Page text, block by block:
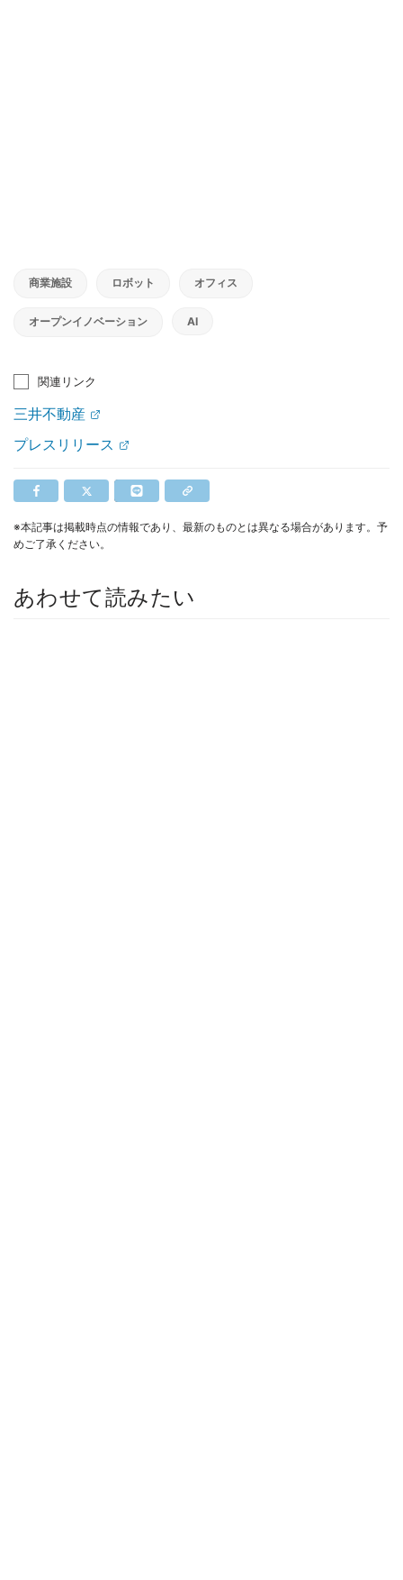
商業施設 ロボット オフィス
オープンイノベーション AI
関連リンク
三井不動産
プレスリリース
※本記事は掲載時点の情報であり、最新のものとは異なる場合があります。予
めご了承ください。
あわせて読みたい